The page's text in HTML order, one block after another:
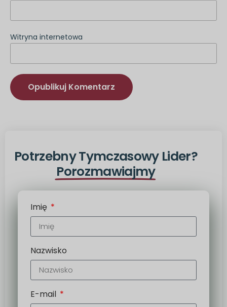
Witryna internetowa
Potrzebny Tymczasowy Lider?
Porozmawiajmy
Imię
Nazwisko
E-mail